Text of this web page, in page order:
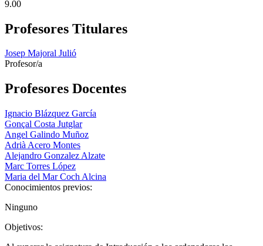
9.00
Profesores Titulares
Josep Majoral Julió
Profesor/a
Profesores Docentes
Ignacio Blázquez García
Gonçal Costa Jutglar
Angel Galindo Muñoz
Adrià Acero Montes
Alejandro Gonzalez Alzate
Marc Torres López
Maria del Mar Coch Alcina
Conocimientos previos:
Ninguno
Objetivos: